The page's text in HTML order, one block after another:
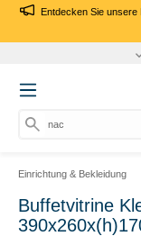
Entdecken Sie
nach
Einrichtung & Bekleidung
Buffetvitrine